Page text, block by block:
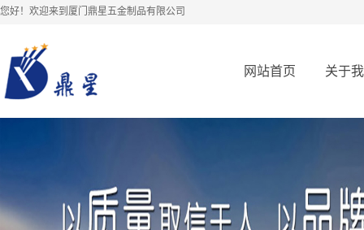
您好！欢迎来到厦门鼎星五金制品有限公司
网站首页 关于